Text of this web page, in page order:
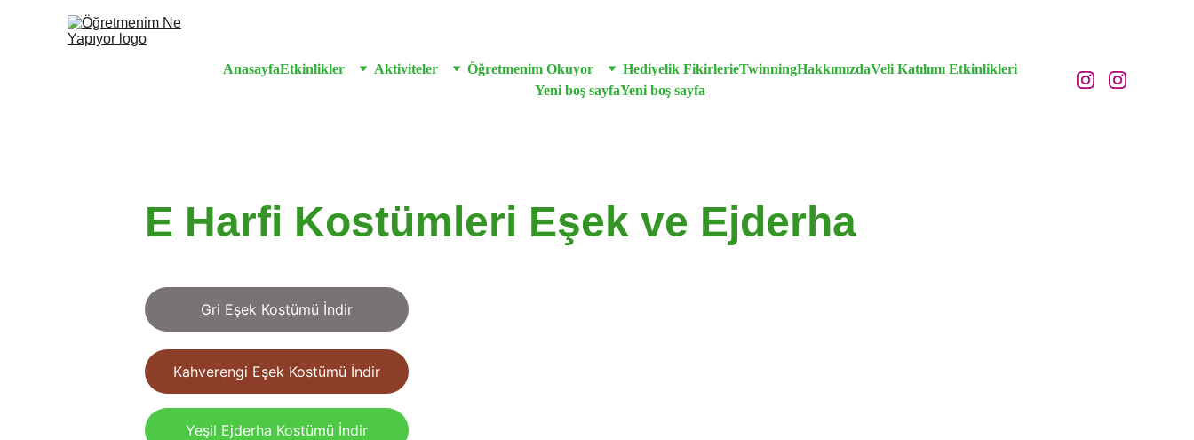
AnasayfaEtkinlikler Aktiviteler Öğretmenim Okuyor Hediyelik FikirlerieTwinningHakkımızdaVeli Katılımı Etkinlikleri
Yeni boş sayfaYeni boş sayfa
E Harfi Kostümleri Eşek ve Ejderha
Gri Eşek Kostümü İndir
Kahverengi Eşek Kostümü İndir
Yeşil Ejderha Kostümü İndir